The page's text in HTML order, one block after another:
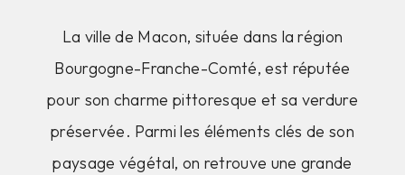
La ville de Macon, située dans la région
Bourgogne-Franche-Comté, est réputée
pour son charme pittoresque et sa verdure
préservée. Parmi les éléments clés de son
paysage végétal, on retrouve une grande